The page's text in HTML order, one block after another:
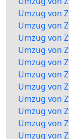
Umzug von
Umzug von
Umzug von
Umzug von
Umzug von
Umzug von
Umzug von
Umzug von
Umzug von
Umzug von
Umzug von